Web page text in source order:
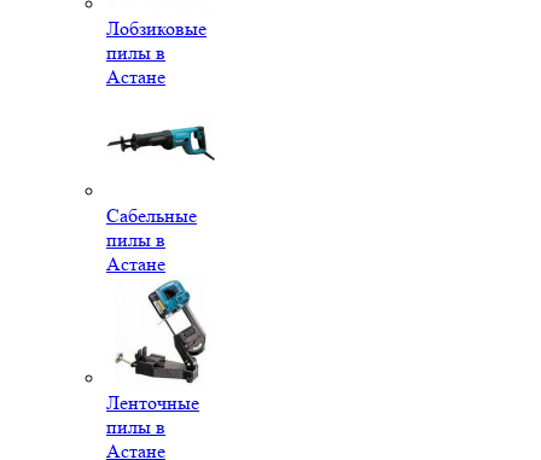
Лобзиковые
пилы в
Астане
Сабельные
пилы в
Астане
Ленточные
пилы в
Астане